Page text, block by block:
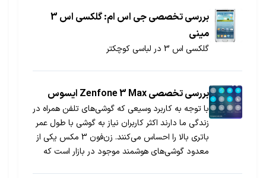
بررسی تخصصی جی اس ام: گلکسی اس 3
مینی
گلکسی اس 3 در لباسی کوچکتر
بررسی تخصصی Zenfone 3 Max ایسوس
با توجه به کاربرد وسیعی که گوشی‌های تلفن همراه در
زندگی ما دارند اکثر کاربران نیاز به گوشی با طول عمر
باتری بالا را احساس می‌کنند. زن‌فون 3 مکس یکی از
معدود گوشی‌های هوشمند موجود در بازار است که